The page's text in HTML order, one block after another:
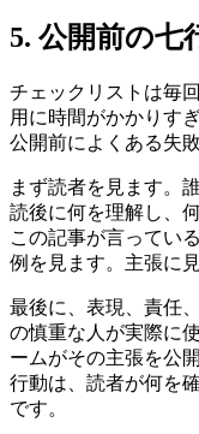
5. 公開前の七
チェックリストは毎
用に時間がかかりす
公開前によくある失
まず読者を見ます。
読後に何を理解し、
この記事が言ってい
例を見ます。主張に
最後に、表現、責任
の慎重な人が実際に
ームがその主張を公
行動は、読者が何を
です。